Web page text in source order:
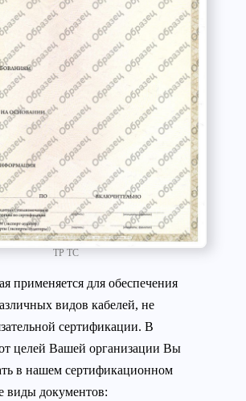
ТР ТС
применяется для обеспечения
видов кабелей, не
сертификации. В
целей Вашей организации Вы
в нашем сертификационном
виды документов: